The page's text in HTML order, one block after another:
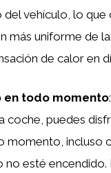
del vehículo, lo que
más uniforme de
de calor en
en todo momento
coche, puedes
momento, incluso
no esté encendido.